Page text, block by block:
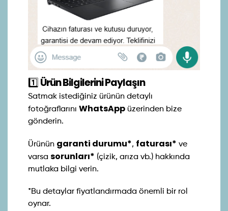
1️⃣ Ürün Bilgilerini Paylaşın
Satmak istediğiniz ürünün detaylı
fotoğraflarını WhatsApp üzerinden bize
gönderin.
Ürünün garanti durumu*, faturası* ve
varsa sorunları* (çizik, arıza vb.) hakkında
mutlaka bilgi verin.
*Bu detaylar fiyatlandırmada önemli bir rol
oynar.